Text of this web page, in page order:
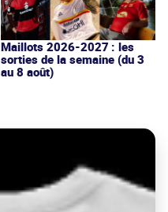
Maillots 2026-2027 : les
sorties de la semaine (du 3
au 8 août)